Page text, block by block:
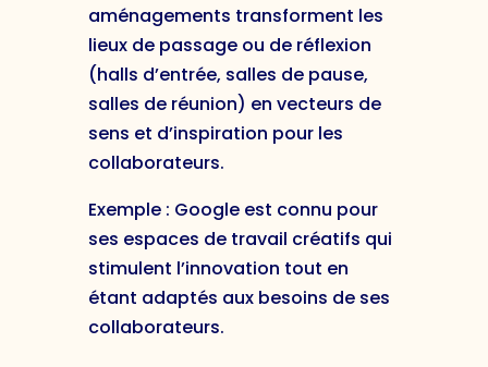
aménagements transforment les
lieux de passage ou de réflexion
(halls d’entrée, salles de pause,
salles de réunion) en vecteurs de
sens et d’inspiration pour les
collaborateurs.
Exemple : Google est connu pour
ses espaces de travail créatifs qui
stimulent l’innovation tout en
étant adaptés aux besoins de ses
collaborateurs.